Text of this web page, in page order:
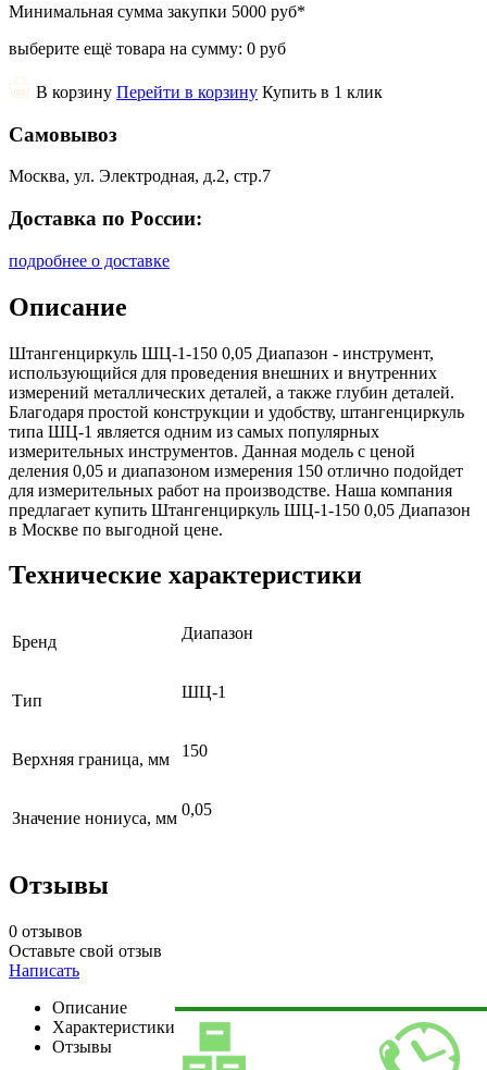
Минимальная сумма закупки 5000 руб*
выберите ещё товара на сумму: 0 руб
В корзину Перейти в корзину Купить в 1 клик
Самовывоз
Москва, ул. Электродная, д.2, стр.7
Доставка по России:
подробнее о доставке
Описание
Штангенциркуль ШЦ-1-150 0,05 Диапазон - инструмент,
использующийся для проведения внешних и внутренних
измерений металлических деталей, а также глубин деталей.
Благодаря простой конструкции и удобству, штангенциркуль
типа ШЦ-1 является одним из самых популярных
измерительных инструментов. Данная модель с ценой
деления 0,05 и диапазоном измерения 150 отлично подойдет
для измерительных работ на производстве. Наша компания
предлагает купить Штангенциркуль ШЦ-1-150 0,05 Диапазон
в Москве по выгодной цене.
Технические характеристики
Бренд Диапазон
Тип ШЦ-1
Верхняя граница, мм 150
Значение нониуса, мм 0,05
Отзывы
0 отзывов
Оставьте свой отзыв
Написать
Описание
Характеристики
Отзывы